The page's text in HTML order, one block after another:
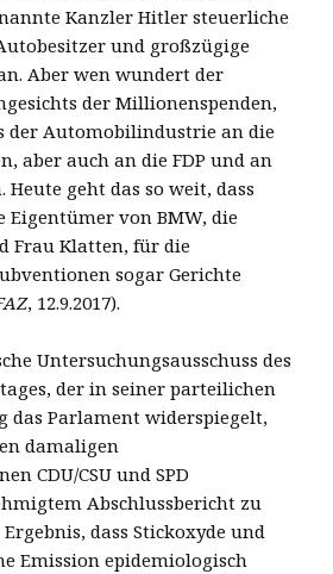
Kanzler Hitler steuerliche
und großzügige
Aber wen wundert der
der Millionenspenden,
der Automobilindustrie an die
aber auch an die FDP und an
Heute geht das so weit, dass
von BMW, die
Frau Klatten, für die
sogar Gerichte
, 12.9.2017).
Untersuchungsausschuss des
der in seiner parteilichen
das Parlament widerspiegelt,
damaligen
CDU/CSU und SPD
Abschlussbericht zu
dass Stickoxyde und
Emission epidemiologisch